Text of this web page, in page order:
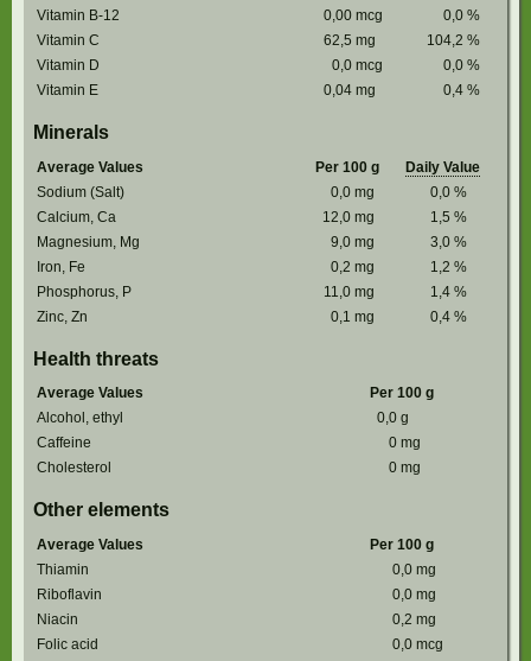
Vitamin B-12
0,00 mcg 0,0 %
Vitamin C
62,5 mg 104,2 %
Vitamin D
0,0 mcg 0,0 %
Vitamin E
0,04 mg 0,4 %
Minerals
Average Values Per 100 g
Daily Value
Sodium (Salt)
0,0 mg 0,0 %
Calcium, Ca
12,0 mg 1,5 %
Magnesium, Mg
9,0 mg 3,0 %
Iron, Fe
0,2 mg 1,2 %
Phosphorus, P
11,0 mg 1,4 %
Zinc, Zn
0,1 mg 0,4 %
Health threats
Average Values
Per 100 g
Alcohol, ethyl
0,0 g
Caffeine
0 mg
Cholesterol
0 mg
Other elements
Average Values
Per 100 g
Thiamin
0,0 mg
Riboflavin
0,0 mg
Niacin
0,2 mg
Folic acid
0,0 mcg